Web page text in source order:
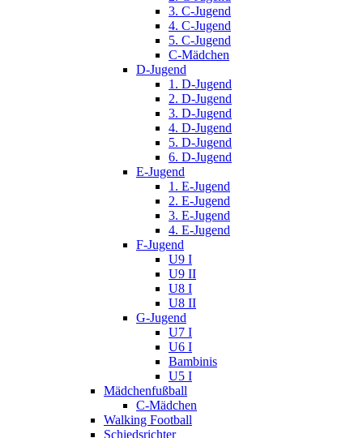
3. C-Jugend
4. C-Jugend
5. C-Jugend
C-Mädchen
D-Jugend
1. D-Jugend
2. D-Jugend
3. D-Jugend
4. D-Jugend
5. D-Jugend
6. D-Jugend
E-Jugend
1. E-Jugend
2. E-Jugend
3. E-Jugend
4. E-Jugend
F-Jugend
U9 I
U9 II
U8 I
U8 II
G-Jugend
U7 I
U6 I
Bambinis
U5 I
Mädchenfußball
C-Mädchen
Walking Football
Schiedsrichter